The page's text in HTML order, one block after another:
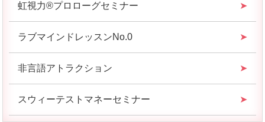
虹視力®︎プロローグセミナー
ラブマインドレッスンNo.0
非言語アトラクション
スウィーテストマネーセミナー